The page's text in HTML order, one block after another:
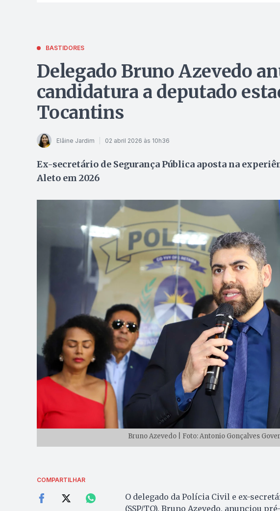
BASTIDORES
Delegado Bruno Azevedo
candidatura a deputado
Tocantins
Elâine Jardim 02 abril 2026 às 10h36
Ex-secretário de Segurança Pública aposta na
Aleto em 2026
Bruno Azevedo | Foto: Antonio Gonçalves
COMPARTILHAR
O delegado da Polícia Civil e ex-
(SSP/TO), Bruno Azevedo, anunciou